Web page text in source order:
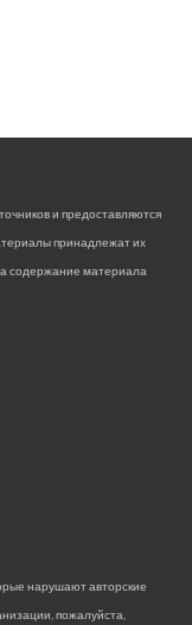
и предоставляются
принадлежат их
содержание материала
нарушают авторские
пожалуйста,